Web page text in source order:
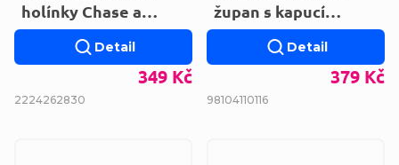
holínky Chase a
Marshall PAW23-
101223-1013
349 Kč
Detail
2224262830
župan s kapucí
XH20047.RED
379 Kč
Detail
98104110116